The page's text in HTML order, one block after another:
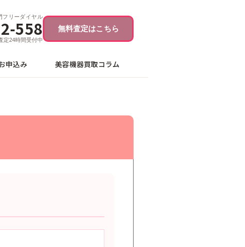
フリーダイヤル
558
定24時間受付中
無料査定はこちら
申込み 美容機器買取コラム